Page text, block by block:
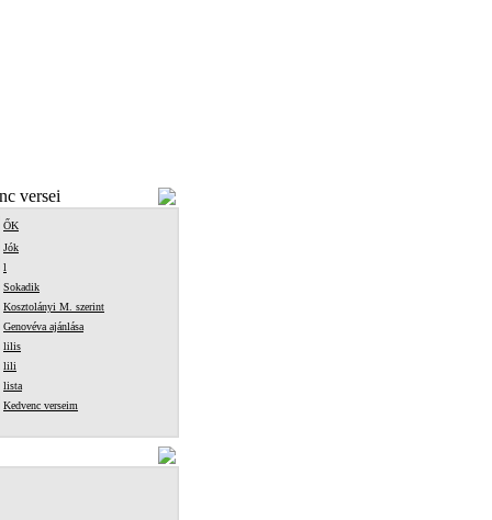
versei
ŐK
Jók
l
Sokadik
Kosztolányi M. szerint
Genovéva ajánlása
lilis
lili
lista
Kedvenc verseim